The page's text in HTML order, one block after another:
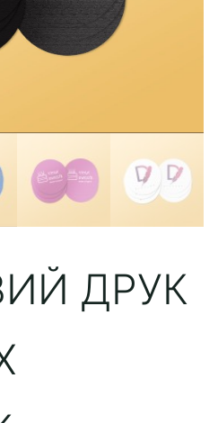
ДРУК